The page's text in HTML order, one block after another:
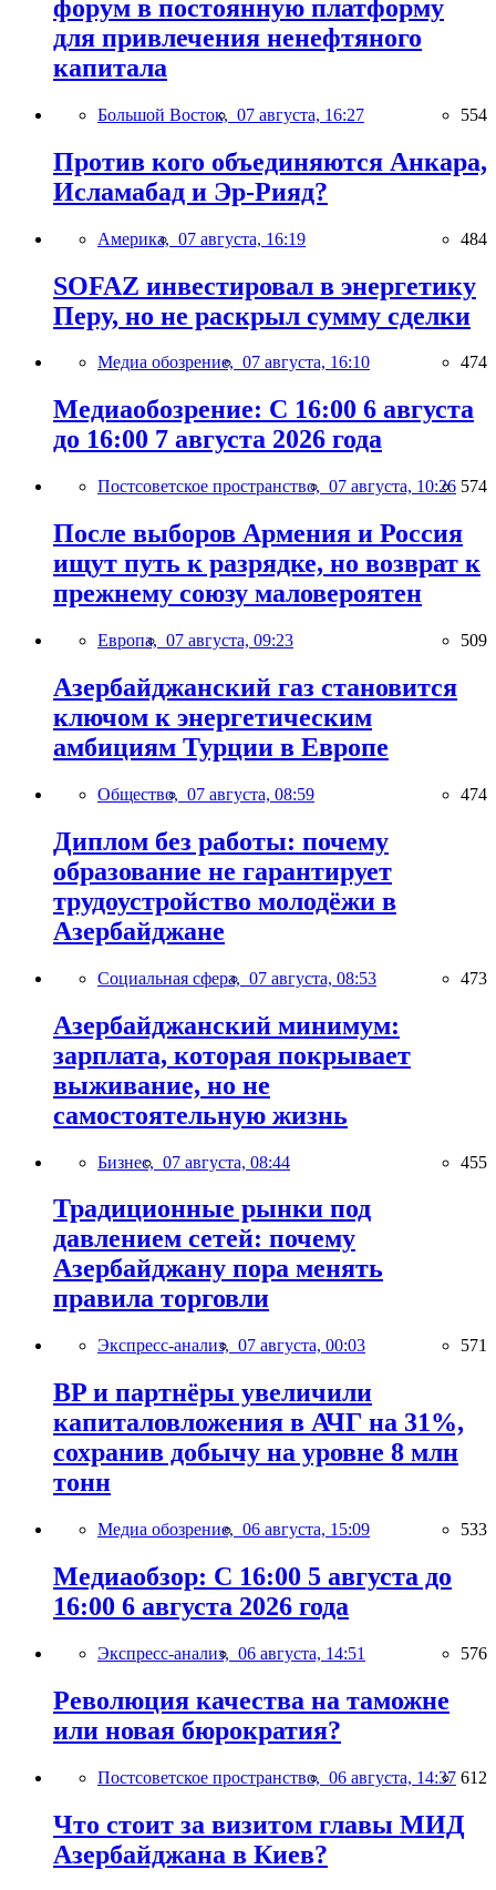
форум в постоянную платформу
для привлечения ненефтяного
капитала
Большой Восток, 07 августа, 16:27 554
Против кого объединяются Анкара,
Исламабад и Эр-Рияд?
Америка, 07 августа, 16:19 484
SOFAZ инвестировал в энергетику
Перу, но не раскрыл сумму сделки
Медиа обозрение, 07 августа, 16:10 474
Медиаобозрение: С 16:00 6 августа
до 16:00 7 августа 2026 года
Постсоветское пространство, 07 августа, 10:26 574
После выборов Армения и Россия
ищут путь к разрядке, но возврат к
прежнему союзу маловероятен
Европа, 07 августа, 09:23 509
Азербайджанский газ становится
ключом к энергетическим
амбициям Турции в Европе
Общество, 07 августа, 08:59 474
Диплом без работы: почему
образование не гарантирует
трудоустройство молодёжи в
Азербайджане
Социальная сфера, 07 августа, 08:53 473
Азербайджанский минимум:
зарплата, которая покрывает
выживание, но не
самостоятельную жизнь
Бизнес, 07 августа, 08:44 455
Традиционные рынки под
давлением сетей: почему
Азербайджану пора менять
правила торговли
Экспресс-анализ, 07 августа, 00:03 571
BP и партнёры увеличили
капиталовложения в АЧГ на 31%,
сохранив добычу на уровне 8 млн
тонн
Медиа обозрение, 06 августа, 15:09 533
Медиаобзор: С 16:00 5 августа до
16:00 6 августа 2026 года
Экспресс-анализ, 06 августа, 14:51 576
Революция качества на таможне
или новая бюрократия?
Постсоветское пространство, 06 августа, 14:37 612
Что стоит за визитом главы МИД
Азербайджана в Киев?